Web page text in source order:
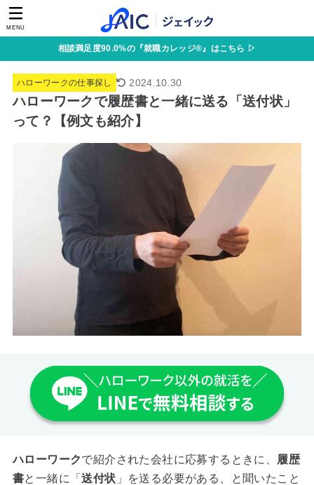
MENU
相談満足度90.0%の『就職カレッジ®』はこちら ▷
ハローワークの仕事探し 2024.10.30
ハローワークで履歴書と一緒に送る「送付状」
って？【例文も紹介】
ハローワークで紹介された会社に応募するときに、
履歴
書と一緒に「送付状 」を送る必要がある、と聞いたこと